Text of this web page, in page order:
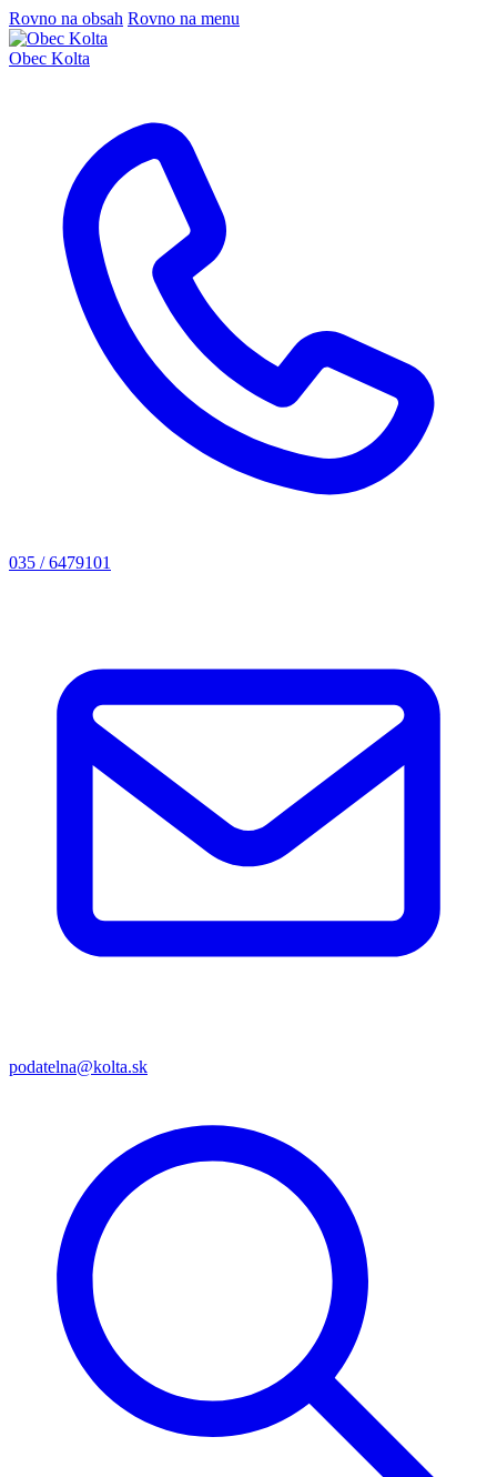
Rovno na obsah Rovno na menu
Obec Kolta
035 / 6479101
podatelna@kolta.sk